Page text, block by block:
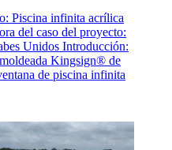
Piscina infinita acrílica
del caso del proyecto:
Unidos Introducción:
Kingsign® de
de piscina infinita